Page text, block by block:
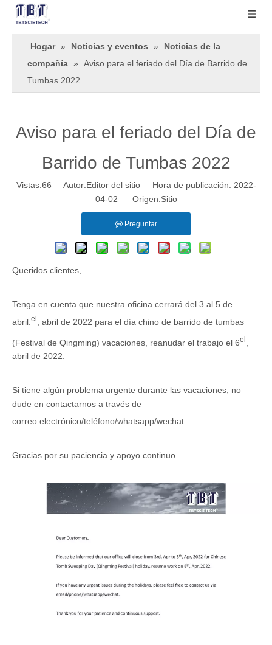
Hogar » Noticias y eventos »
Noticias de la
compañía »
Aviso para el feriado del Día de Barrido de
Tumbas 2022
Aviso para el feriado del Día de
Barrido de Tumbas 2022
Vistas:66 Autor:Editor del sitio Hora de publicación: 2022-
04-02 Origen:Sitio
Preguntar
Queridos clientes,
Tenga en cuenta que nuestra oficina cerrará del 3 al 5 de
abril. el , abril de 2022 para el día chino de barrido de tumbas
(Festival de Qingming) vacaciones, reanudar el trabajo el 6el
abril de 2022.
Si tiene algún problema urgente durante las vacaciones, no
dude en contactarnos a través de
correo electrónico/teléfono/whatsapp/wechat.
Gracias por su paciencia y apoyo continuo.